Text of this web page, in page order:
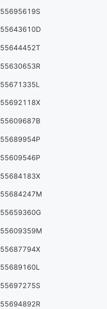
55695619S
55643610D
55644452T
55630653R
55671335L
55692118X
55609687B
55689954P
55609546P
55684183X
55684247M
55659360G
55609359M
55687794X
55689160L
55697275S
55694892R